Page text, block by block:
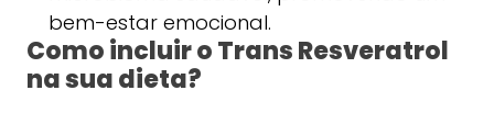
bem-estar emocional.
Como incluir o Trans Resveratrol
na sua dieta?